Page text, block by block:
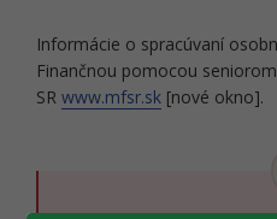
Informácie o spracúvaní
Finančnou pomocou
SR www.mfsr.sk [nové okno].